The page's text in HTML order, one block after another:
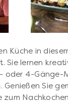
Küche in
Sie lernen
oder 4-Gänge-
Genießen Sie
zum